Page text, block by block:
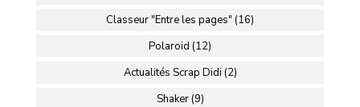
Classeur "Entre les pages" (16)
Polaroid (12)
Actualités Scrap Didi (2)
Shaker (9)